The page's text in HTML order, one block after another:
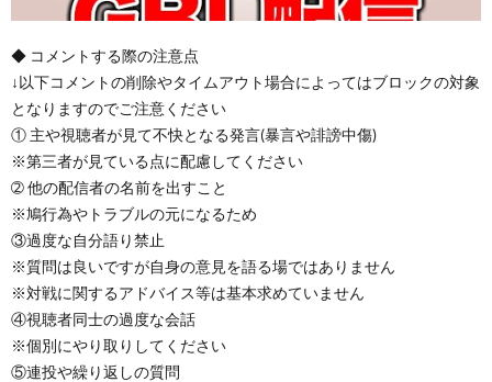
◆ コメントする際の注意点
↓以下コメントの削除やタイムアウト場合によってはブロックの対象
となりますのでご注意ください
① 主や視聴者が見て不快となる発言(暴言や誹謗中傷)
※第三者が見ている点に配慮してください
➁ 他の配信者の名前を出すこと
※鳩行為やトラブルの元になるため
③過度な自分語り禁止
※質問は良いですが自身の意見を語る場ではありません
※対戦に関するアドバイス等は基本求めていません
④視聴者同士の過度な会話
※個別にやり取りしてください
⑤連投や繰り返しの質問